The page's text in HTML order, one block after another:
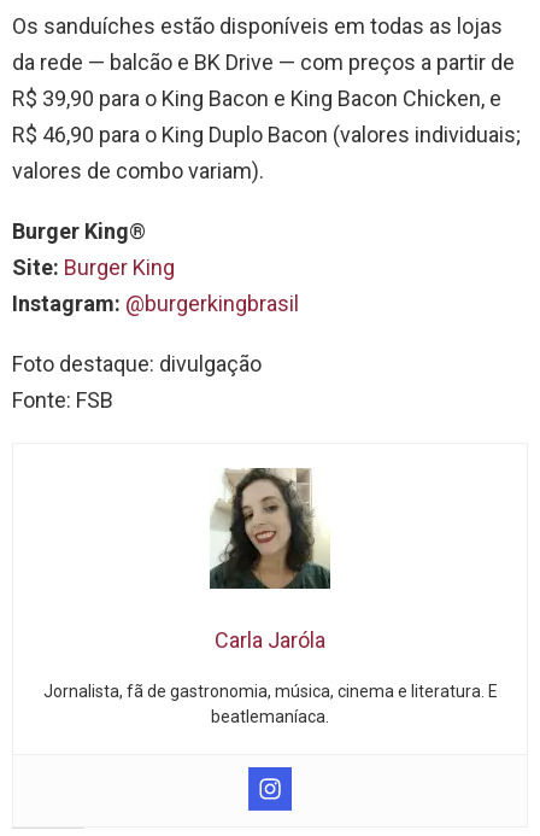
Os sanduíches estão disponíveis em todas as lojas
da rede — balcão e BK Drive — com preços a partir de
R$ 39,90 para o King Bacon e King Bacon Chicken, e
R$ 46,90 para o King Duplo Bacon (valores individuais;
valores de combo variam).
Burger King®
Site: Burger King
Instagram: @burgerkingbrasil
Foto destaque: divulgação
Fonte: FSB
Carla Jaróla
Jornalista, fã de gastronomia, música, cinema e literatura. E
beatlemaníaca.